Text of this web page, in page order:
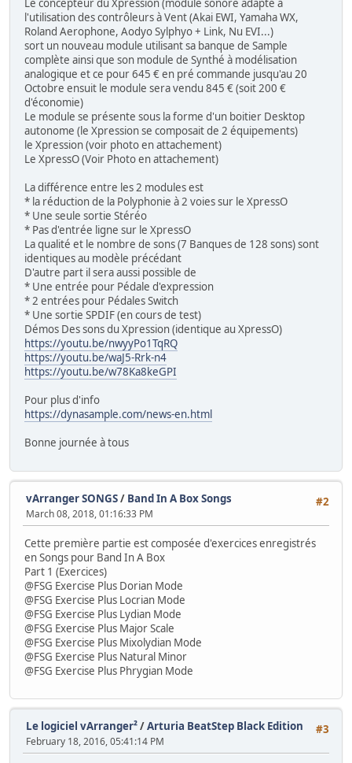
Le concepteur du Xpression (module sonore adapté à
l'utilisation des contrôleurs à Vent (Akai EWI, Yamaha WX,
Roland Aerophone, Aodyo Sylphyo + Link, Nu EVI...)
sort un nouveau module utilisant sa banque de Sample
complète ainsi que son module de Synthé à modélisation
analogique et ce pour 645 € en pré commande jusqu'au 20
Octobre ensuit le module sera vendu 845 € (soit 200 €
d'économie)
Le module se présente sous la forme d'un boitier Desktop
autonome (le Xpression se composait de 2 équipements)
le Xpression (voir photo en attachement)
Le XpressO (Voir Photo en attachement)
La différence entre les 2 modules est
* la réduction de la Polyphonie à 2 voies sur le XpressO
* Une seule sortie Stéréo
* Pas d'entrée ligne sur le XpressO
La qualité et le nombre de sons (7 Banques de 128 sons) sont
identiques au modèle précédant
D'autre part il sera aussi possible de
* Une entrée pour Pédale d'expression
* 2 entrées pour Pédales Switch
* Une sortie SPDIF (en cours de test)
Démos Des sons du Xpression (identique au XpressO)
https://youtu.be/nwyyPo1TqRQ
https://youtu.be/waJ5-Rrk-n4
https://youtu.be/w78Ka8keGPI
Pour plus d'info
https://dynasample.com/news-en.html
Bonne journée à tous
#2
vArranger SONGS/ Band In A Box Songs
March 08, 2018, 01:16:33 PM
Cette première partie est composée d'exercices enregistrés
en Songs pour Band In A Box
Part 1 (Exercices)
@FSG Exercise Plus Dorian Mode
@FSG Exercise Plus Locrian Mode
@FSG Exercise Plus Lydian Mode
@FSG Exercise Plus Major Scale
@FSG Exercise Plus Mixolydian Mode
@FSG Exercise Plus Natural Minor
@FSG Exercise Plus Phrygian Mode
#3
Le logiciel vArranger²/Arturia BeatStep Black Edition
February 18, 2016, 05:41:14 PM